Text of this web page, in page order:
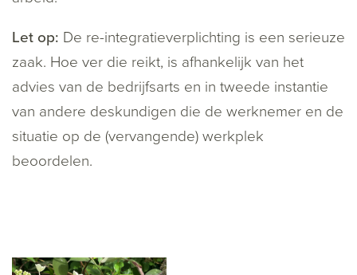
Let op: De re-integratieverplichting is een serieuze
zaak. Hoe ver die reikt, is afhankelijk van het
advies van de bedrijfsarts en in tweede instantie
van andere deskundigen die de werknemer en de
situatie op de (vervangende) werkplek
beoordelen.